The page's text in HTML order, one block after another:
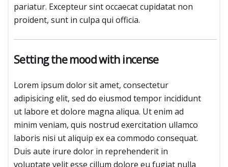
pariatur. Excepteur sint occaecat cupidatat non
proident, sunt in culpa qui officia.
Setting the mood with incense
Lorem ipsum dolor sit amet, consectetur
adipisicing elit, sed do eiusmod tempor incididunt
ut labore et dolore magna aliqua. Ut enim ad
minim veniam, quis nostrud exercitation ullamco
laboris nisi ut aliquip ex ea commodo consequat.
Duis aute irure dolor in reprehenderit in
voluptate velit esse cillum dolore eu fugiat nulla